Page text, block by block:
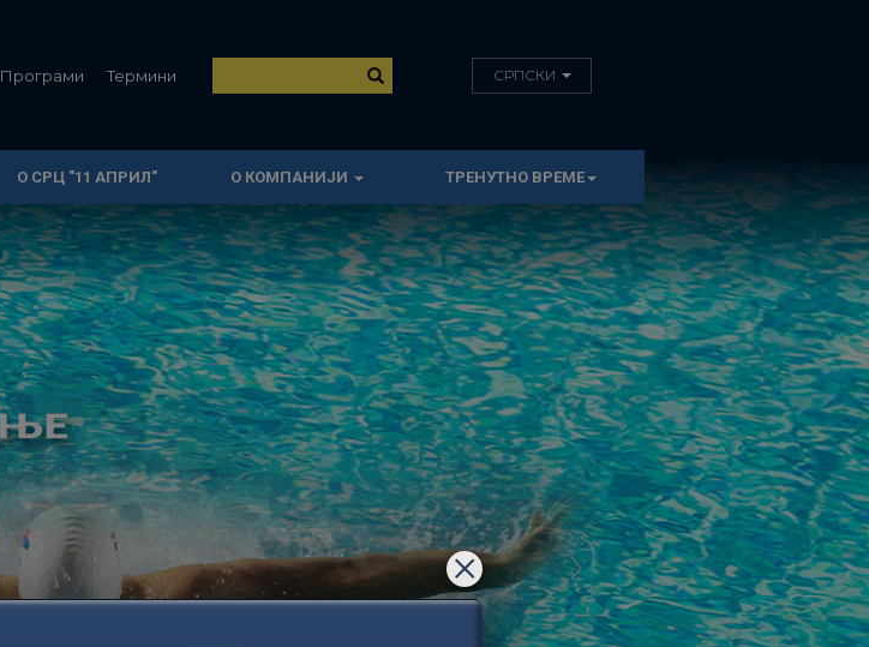
Програми Термини СРПСКИ
О СРЦ "11 АПРИЛ" О КОМПАНИЈИ ТРЕНУТНО ВРЕМЕ
›
×